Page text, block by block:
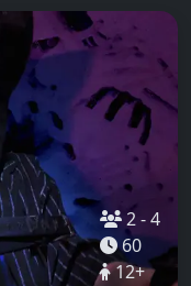
2-4
60
12+